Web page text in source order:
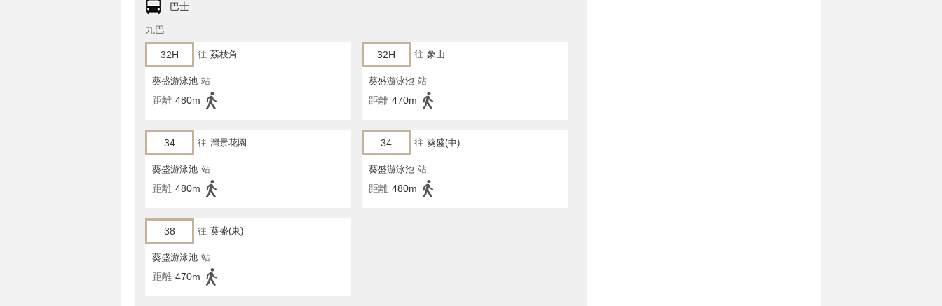
巴士
九巴
32H 往 荔枝角
葵盛游泳池 站
距離 480m
32H 往 象山
葵盛游泳池 站
距離 470m
34 往 灣景花園
葵盛游泳池 站
距離 480m
34 往 葵盛(中)
葵盛游泳池 站
距離 480m
38 往 葵盛(東)
葵盛游泳池 站
距離 470m